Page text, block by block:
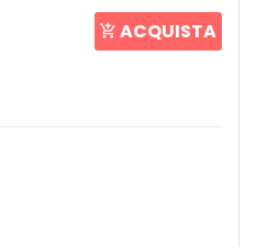
ACQUISTA